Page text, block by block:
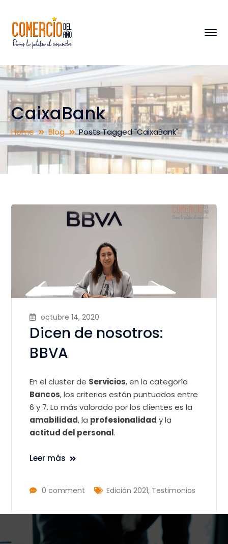
CaixaBank
Home Blog Posts Tagged "CaixaBank"
octubre 14, 2020
Dicen de nosotros:
BBVA
En el cluster de Servicios, en la categoría
Bancos, los criterios están puntuados entre
6 y 7. Lo más valorado por los clientes es la
amabilidad, la profesionalidad y la
actitud del personal.
Leer más
0 comment Edición 2021, Testimonios